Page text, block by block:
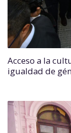
Acceso a la
igualdad de